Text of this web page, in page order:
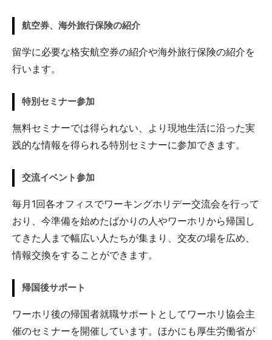
航空券、海外旅行保険の紹介
留学に必要な格安航空券の紹介や海外旅行保険の紹介を
行います。
特別セミナー参加
無料セミナーでは得られない、より現地生活に沿った実
践的な情報を得られる特別セミナーに参加できます。
交流イベント参加
毎月1回各オフィスでワーキングホリデー交流会を行って
おり、今準備を始めたばかりの人やワーホリから帰国し
てきた人まで幅広い人たちが集まり、交友の場を広め、
情報交換をすることができます。
帰国後サポート
ワーホリ後の帰国者就職サポートとしてワーホリ協会主
催のセミナーを開催しています。ほかにも厚生労働省が